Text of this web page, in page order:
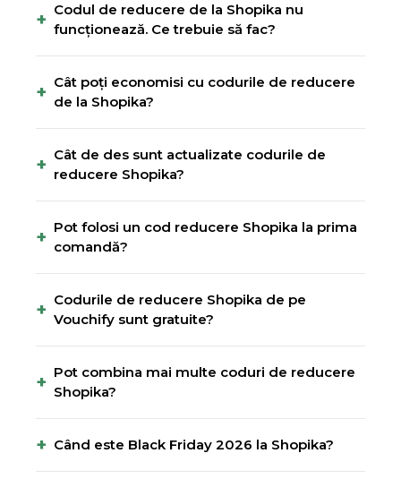
+ Codul de reducere de la Shopika nu
funcționează. Ce trebuie să fac?
+ Cât poți economisi cu codurile de reducere
de la Shopika?
+ Cât de des sunt actualizate codurile de
reducere Shopika?
+ Pot folosi un cod reducere Shopika la prima
comandă?
+ Codurile de reducere Shopika de pe
Vouchify sunt gratuite?
+ Pot combina mai multe coduri de reducere
Shopika?
+ Când este Black Friday 2026 la Shopika?